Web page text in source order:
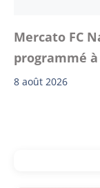
Mercato FC
programmé
8 août 2026